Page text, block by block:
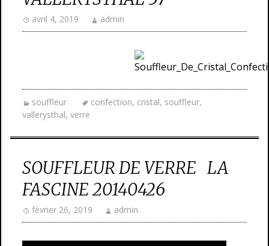
avril 4, 2019 admin
souffleur confection, cristal, souffleur,
vallerysthal, verre
SOUFFLEUR DE VERRE LA
FASCINE 20140426
février 26, 2019 admin